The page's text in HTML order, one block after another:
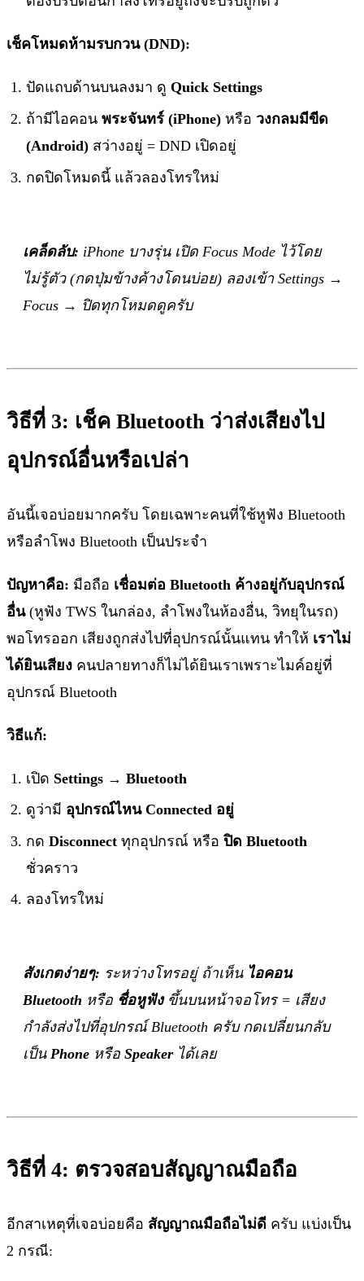
เช็คโหมดห้ามรบกวน (DND):
ปัดแถบด้านบนลงมา ดู Quick Settings
ถ้ามีไอคอน พระจันทร์ (iPhone) หรือ วงกลมมีขีด
(Android) สว่างอยู่ = DND เปิดอยู่
กดปิดโหมดนี้ แล้วลองโทรใหม่
เคล็ดลับ: iPhone บางรุ่น เปิด Focus Mode ไว้โดย
ไม่รู้ตัว (กดปุ่มข้างค้างโดนบ่อย) ลองเข้า Settings →
Focus → ปิดทุกโหมดดูครับ
วิธีที่ 3: เช็ค Bluetooth ว่าส่งเสียงไป
อุปกรณ์อื่นหรือเปล่า
อันนี้เจอบ่อยมากครับ โดยเฉพาะคนที่ใช้หูฟัง Bluetooth
หรือลำโพง Bluetooth เป็นประจำ
ปัญหาคือ: มือถือ เชื่อมต่อ Bluetooth ค้างอยู่กับอุปกรณ์
อื่น(หูฟัง TWS ในกล่อง, ลำโพงในห้องอื่น, วิทยุในรถ)
พอโทรออก เสียงถูกส่งไปที่อุปกรณ์นั้นแทน ทำให้ เราไม่
ได้ยินเสียง คนปลายทางก็ไม่ได้ยินเราเพราะไมค์อยู่ที่
อุปกรณ์ Bluetooth
วิธีแก้:
เปิด Settings → Bluetooth
ดูว่ามี อุปกรณ์ไหน Connected อยู่
กด Disconnect ทุกอุปกรณ์ หรือ ปิด Bluetooth
ชั่วคราว
ลองโทรใหม่
สังเกตง่ายๆ: ระหว่างโทรอยู่ ถ้าเห็น ไอคอน
Bluetooth หรือ ชื่อหูฟังขึ้นบนหน้าจอโทร = เสียง
กำลังส่งไปที่อุปกรณ์ Bluetooth ครับ กดเปลี่ยนกลับ
เป็น Phone หรือ Speaker ได้เลย
วิธีที่ 4: ตรวจสอบสัญญาณมือถือ
อีกสาเหตุที่เจอบ่อยคือ สัญญาณมือถือไม่ดี ครับ แบ่งเป็น
2 กรณี: